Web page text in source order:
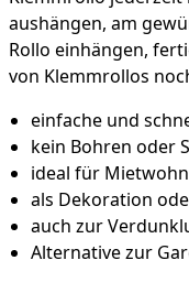
aushängen, am
Rollo einhängen,
von Klemmrollos
einfache und
kein Bohren oder
ideal für
als Dekoration
auch zur
Alternative zur